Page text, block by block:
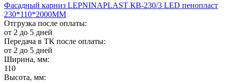
Фасадный карниз LEPNINAPLAST КВ-230/3 LED пенопласт
230*110*2000ММ
Отгрузка после оплаты:
от 2 до 5 дней
Передача в ТК после оплаты:
от 2 до 5 дней
Ширина, мм:
110
Высота, мм: